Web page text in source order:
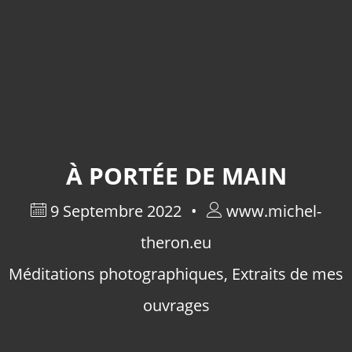
À PORTÉE DE MAIN
9 Septembre 2022
www.michel-
theron.eu
Méditations photographiques, Extraits de mes
ouvrages